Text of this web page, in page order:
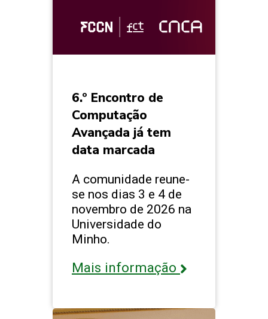
6.º Encontro de
Computação
Avançada já tem
data marcada
A comunidade reune-
se nos dias 3 e 4 de
novembro de 2026 na
Universidade do
Minho.
Mais informação